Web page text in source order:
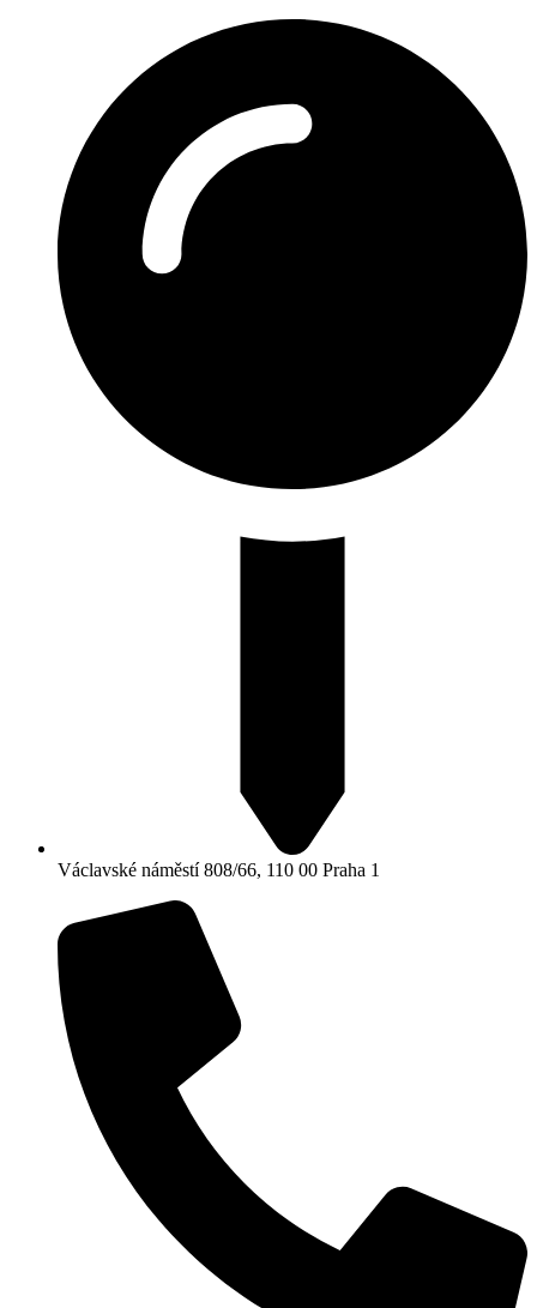
Václavské náměstí 808/66, 110 00 Praha 1